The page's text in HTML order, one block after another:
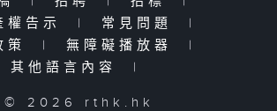
權告示
| 常見問題
|
策
| 無障礙播放器
|
其他語言內容
|
© 2026 rthk.hk